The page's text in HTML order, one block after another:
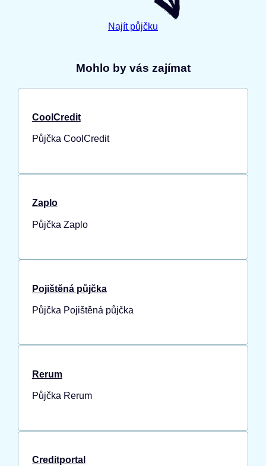
Najít půjčku
Mohlo by vás zajímat
CoolCredit
Půjčka CoolCredit
Zaplo
Půjčka Zaplo
Pojištěná půjčka
Půjčka Pojištěná půjčka
Rerum
Půjčka Rerum
Creditportal